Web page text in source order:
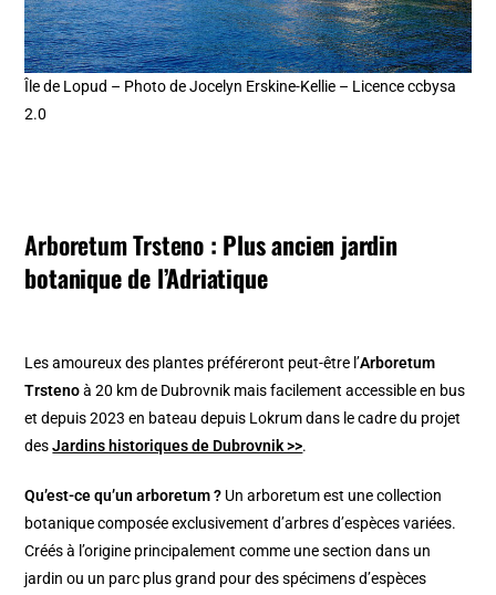
Île de Lopud – Photo de Jocelyn Erskine-Kellie – Licence ccbysa
2.0
Arboretum Trsteno : Plus ancien jardin
botanique de l’Adriatique
Les amoureux des plantes préféreront peut-être l’Arboretum
Trstenoà 20 km de Dubrovnik mais facilement accessible en bus
et depuis 2023 en bateau depuis Lokrum dans le cadre du projet
desJardins historiques de Dubrovnik >>.
Qu’est-ce qu’un arboretum ? Un arboretum est une collection
botanique composée exclusivement d’arbres d’espèces variées.
Créés à l’origine principalement comme une section dans un
jardin ou un parc plus grand pour des spécimens d’espèces